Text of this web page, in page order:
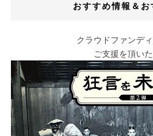
おすすめ情報＆お
クラウドファンデ
ご支援を頂い